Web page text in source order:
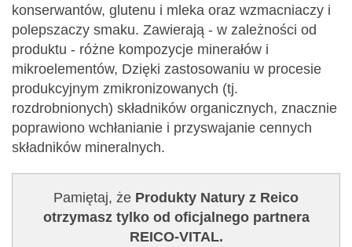
konserwantów, glutenu i mleka oraz wzmacniaczy i
polepszaczy smaku. Zawierają - w zależności od
produktu - różne kompozycje minerałów i
mikroelementów, Dzięki zastosowaniu w procesie
produkcyjnym zmikronizowanych (tj.
rozdrobnionych) składników organicznych, znacznie
poprawiono wchłanianie i przyswajanie cennych
składników mineralnych.
Pamiętaj, że Produkty Natury z Reico
otrzymasz tylko od oficjalnego partnera
REICO-VITAL.